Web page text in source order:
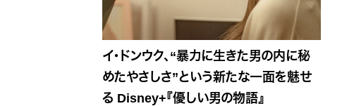
イ・ドンウク、“暴力に生きた男の内に秘
めたやさしさ”という新たな一面を魅せ
る Disney+『優しい男の物語』